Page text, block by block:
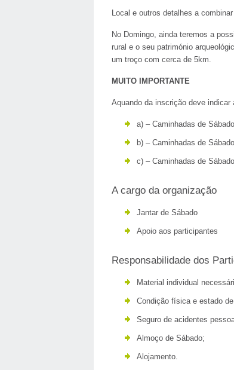
Local e outros detalhes a
No Domingo, ainda teremos a
rural e o seu património
um troço com cerca de 5km.
MUITO IMPORTANTE
Aquando da inscrição deve indicar
a) – Caminhadas de Sábado
b) – Caminhadas de
c) – Caminhadas de
A cargo da organização
Jantar de Sábado
Apoio aos participantes
Responsabilidade dos
Material individual
Condição física e estado
Seguro de acidentes
Almoço de Sábado;
Alojamento.